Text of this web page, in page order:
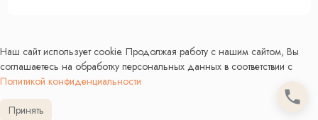
Наш сайт использует cookie. Продолжая работу с нашим сайтом, Вы
соглашаетесь на обработку персональных данных в соответствии с
Политикой конфиденциальности
Принять